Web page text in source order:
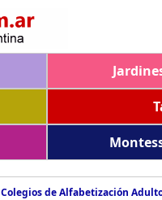
Colegios de Alfabetización